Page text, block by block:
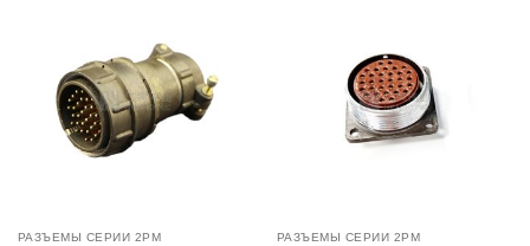
РАЗЪЕМЫ СЕРИИ 2PM РАЗЪЕМЫ СЕРИИ 2PM